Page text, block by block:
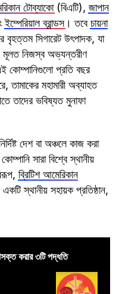
টোব্যাকো(বিএটি), জাপান
ইম্পেরিয়াল ব্রান্ডস। তবেচায়না
বৃহত্তম সিগারেট উৎপাদক, যা
মূলত নিজস্ব অভ্যন্তরীণ
কোম্পানিগুলো প্রতি বছর
তামাকের মহামারী অব্যাহত
তাদের ভবিষ্যত মুনাফা
দেশ বা অঞ্চলে কাজ করা
সারা বিশ্বে স্থানীয়
ব্রিটিশ আমেরিকান
স্থানীয় সহায়ক প্রতিষ্ঠান,
করার ৩টি পদ্ধতি